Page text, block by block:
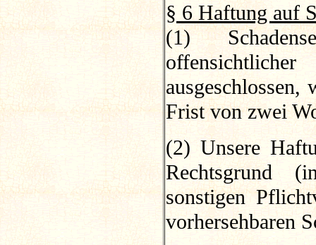
§ 6 Haftung auf
(1)
Frist von zwei
(2) Unsere
Rechtsgrund
sonstigen
vorhersehbaren